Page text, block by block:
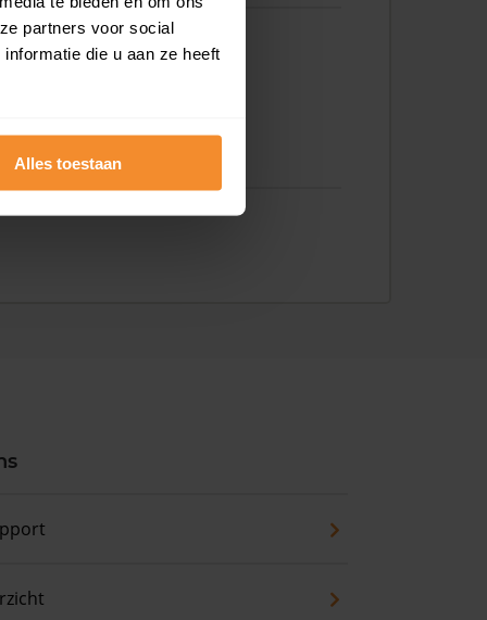
partners voor social
die u aan ze heeft
Alles toestaan